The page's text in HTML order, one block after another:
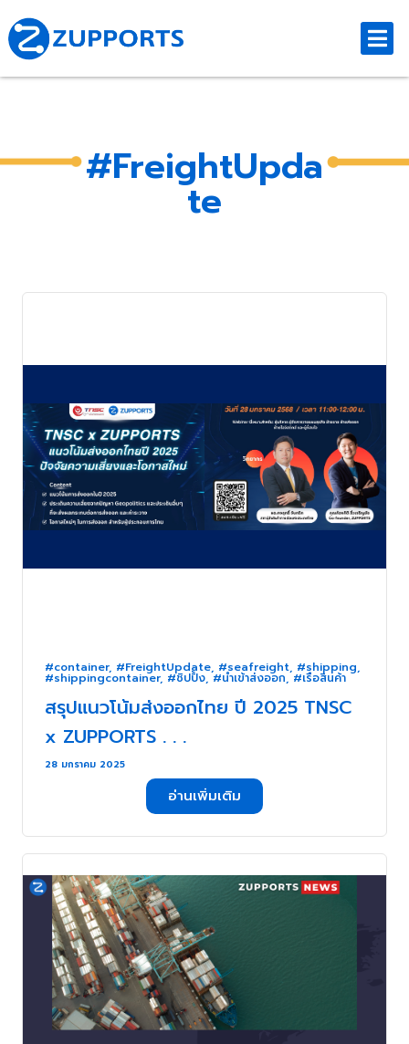
#FreightUpda
te
#container, #FreightUpdate, #seafreight, #shipping,
#shippingcontainer, #ชิปปิ้ง,#นำเข้าส่งออก,#เรือสินค้า
สรุปแนวโน้มส่งออกไทย ปี 2025 TNSC
x ZUPPORTS . . .
28 มกราคม 2025
อ่านเพิ่มเติม